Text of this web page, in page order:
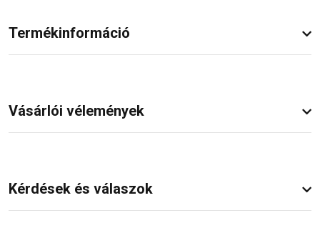
Termékinformáció
Vásárlói vélemények
Kérdések és válaszok